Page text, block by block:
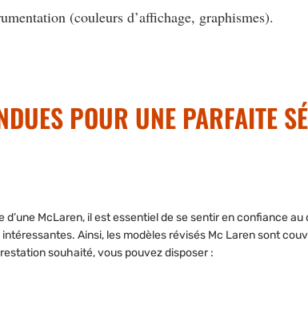
(couleurs d’affichage, graphismes).
POUR UNE PARFAITE
McLaren, il est essentiel de se sentir en confiance
Ainsi, les modèles révisés Mc Laren sont
souhaité, vous pouvez disposer :